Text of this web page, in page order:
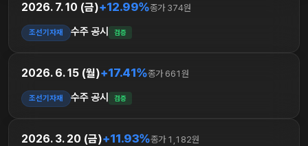
2026. 7. 10 (금)+12.99%종가 374원
조선기자재 수주 공시 검증
2026. 6. 15 (월)+17.41%종가 661원
조선기자재 수주 공시 검증
2026. 3. 20 (금)+11.93%종가 1,182원